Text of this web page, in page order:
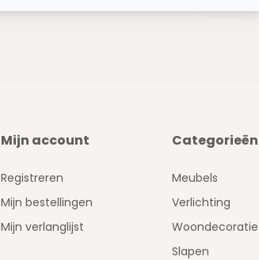
Mijn account
Registreren
Mijn bestellingen
Mijn verlanglijst
Categorieën
Meubels
Verlichting
Woondecoratie
Slapen